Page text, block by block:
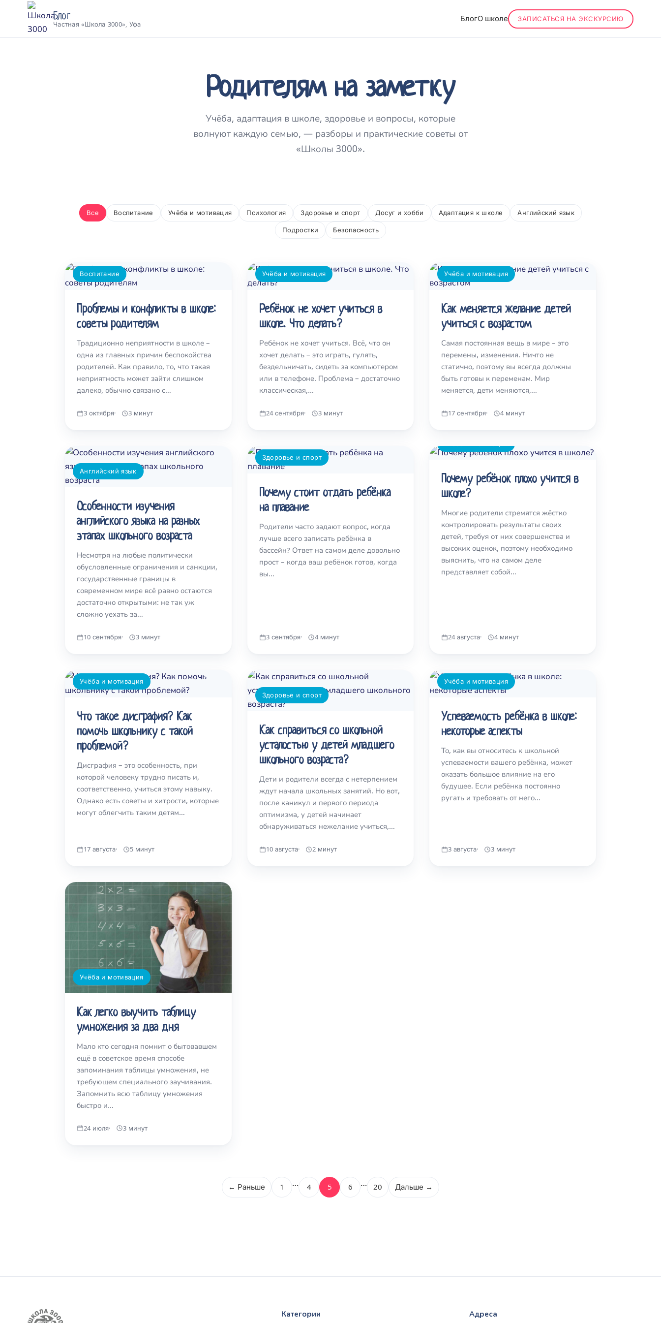
Блог
Частная «Школа 3000», Уфа
БлогО школе ЗАПИСАТЬСЯ НА ЭКСКУРСИЮ
Родителям на заметку
Учёба, адаптация в школе, здоровье и вопросы, которые
волнуют каждую семью, — разборы и практические советы от
«Школы 3000».
Все Воспитание Учёба и мотивация Психология Здоровье и спорт Досуг и хобби Адаптация к школе Английский язык
Подростки Безопасность
Воспитание
Проблемы и конфликты в школе:
советы родителям
Традиционно неприятности в школе –
одна из главных причин беспокойства
родителей. Как правило, то, что такая
неприятность может зайти слишком
далеко, обычно связано с…
3 октября 3 минут
Учёба и мотивация
Ребёнок не хочет учиться в
школе. Что делать?
Ребёнок не хочет учиться. Всё, что он
хочет делать – это играть, гулять,
бездельничать, сидеть за компьютером
или в телефоне. Проблема – достаточно
классическая,…
24 сентября 3 минут
Учёба и мотивация
Как меняется желание детей
учиться с возрастом
Самая постоянная вещь в мире – это
перемены, изменения. Ничто не
статично, поэтому вы всегда должны
быть готовы к переменам. Мир
меняется, дети меняются,…
17 сентября 4 минут
Английский язык
Особенности изучения
английского языка на разных
этапах школьного возраста
Несмотря на любые политически
обусловленные ограничения и санкции,
государственные границы в
современном мире всё равно остаются
достаточно открытыми: не так уж
сложно уехать за…
10 сентября 3 минут
Здоровье и спорт
Почему стоит отдать ребёнка
на плавание
Родители часто задают вопрос, когда
лучше всего записать ребёнка в
бассейн? Ответ на самом деле довольно
прост – когда ваш ребёнок готов, когда
вы…
3 сентября 4 минут
Почему ребёнок плохо учится в
школе?
Многие родители стремятся жёстко
контролировать результаты своих
детей, требуя от них совершенства и
высоких оценок, поэтому необходимо
выяснить, что на самом деле
представляет собой…
24 августа 4 минут
Учёба и мотивация
Что такое дисграфия? Как
помочь школьнику с такой
проблемой?
Дисграфия – это особенность, при
которой человеку трудно писать и,
соответственно, учиться этому навыку.
Однако есть советы и хитрости, которые
могут облегчить таким детям…
17 августа 5 минут
Здоровье и спорт
Как справиться со школьной
усталостью у детей младшего
школьного возраста?
Дети и родители всегда с нетерпением
ждут начала школьных занятий. Но вот,
после каникул и первого периода
оптимизма, у детей начинает
обнаруживаться нежелание учиться,…
10 августа 2 минут
Учёба и мотивация
Успеваемость ребёнка в школе:
некоторые аспекты
То, как вы относитесь к школьной
успеваемости вашего ребёнка, может
оказать большое влияние на его
будущее. Если ребёнка постоянно
ругать и требовать от него…
3 августа 3 минут
Учёба и мотивация
Как легко выучить таблицу
умножения за два дня
Мало кто сегодня помнит о бытовавшем
ещё в советское время способе
запоминания таблицы умножения, не
требующем специального заучивания.
Запомнить всю таблицу умножения
быстро и…
24 июля 3 минут
← Раньше 1 … 4 5 6 … 20 Дальше →
Категории Адреса